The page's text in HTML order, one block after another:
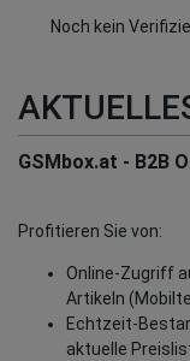
Noch kein
GSMbox.at - B2B
Profitieren Sie von:
Online-Zugriff
Artikeln
Echtzeit-
aktuelle